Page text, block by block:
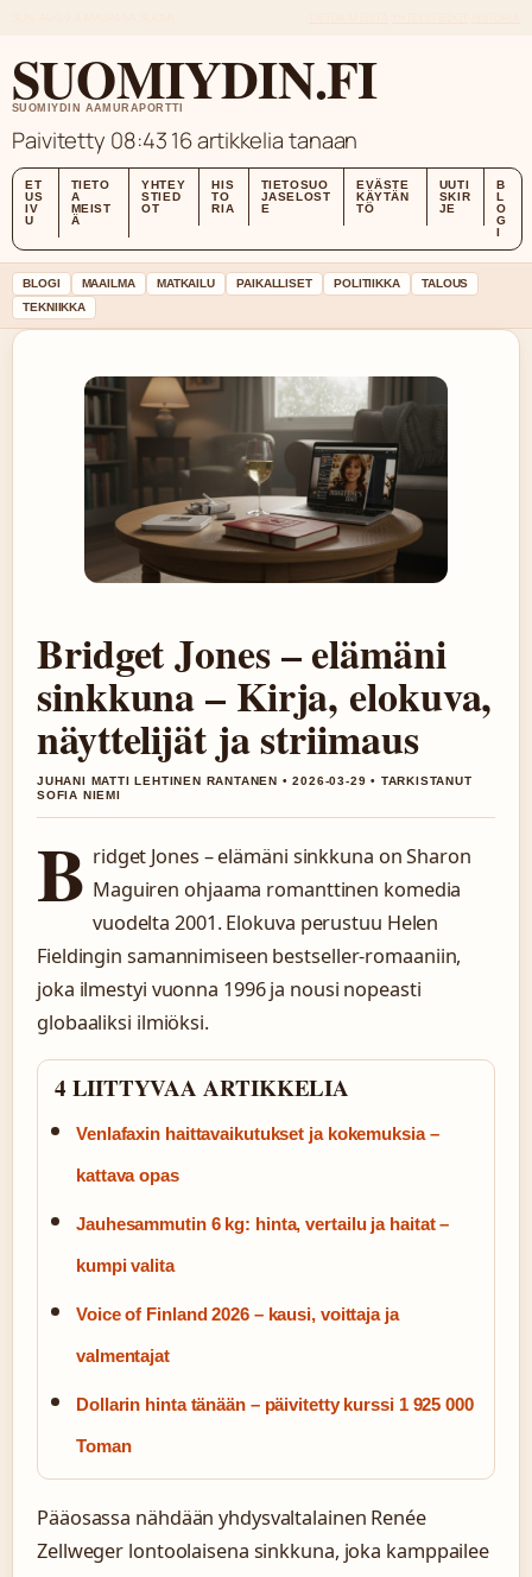
SUOMIYDIN.FI
SUOMIYDIN AAMURAPORTTI
Paivitetty 08:4316 artikkelia tanaan
ET
US
IV
U
TIETO
A
MEIST
Ä
YHTEY
STIED
OT
HIS
TO
RIA
TIETOSUO
JASELOST
E
EVÄSTE
KÄYTÄN
TÖ
UUTI
SKIR
JE
B
L
O
G
I
BLOGI MAAILMA MATKAILU PAIKALLISET POLITIIKKA
TALOUS
TEKNIIKKA
Bridget Jones – elämäni
sinkkuna – Kirja, elokuva,
näyttelijät ja striimaus
JUHANI MATTI LEHTINEN RANTANEN • 2026-03-29 • TARKISTANUT
SOFIA NIEMI
B ridget Jones – elämäni sinkkuna on Sharon
Maguiren ohjaama romanttinen komedia
vuodelta 2001. Elokuva perustuu Helen
Fieldingin samannimiseen bestseller-romaaniin,
joka ilmestyi vuonna 1996 ja nousi nopeasti
globaaliksi ilmiöksi.
4 LIITTYVAA ARTIKKELIA
Venlafaxin haittavaikutukset ja kokemuksia –
kattava opas
Jauhesammutin 6 kg: hinta, vertailu ja haitat –
kumpi valita
Voice of Finland 2026 – kausi, voittaja ja
valmentajat
Dollarin hinta tänään – päivitetty kurssi 1 925 000
Toman
Pääosassa nähdään yhdysvaltalainen Renée
Zellweger lontoolaisena sinkkuna, joka kamppailee